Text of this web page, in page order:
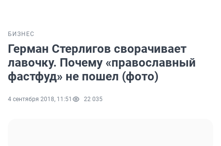
БИЗНЕС
Герман Стерлигов сворачивает
лавочку. Почему «православный
фастфуд» не пошел (фото)
4 сентября 2018, 11:51 22 035